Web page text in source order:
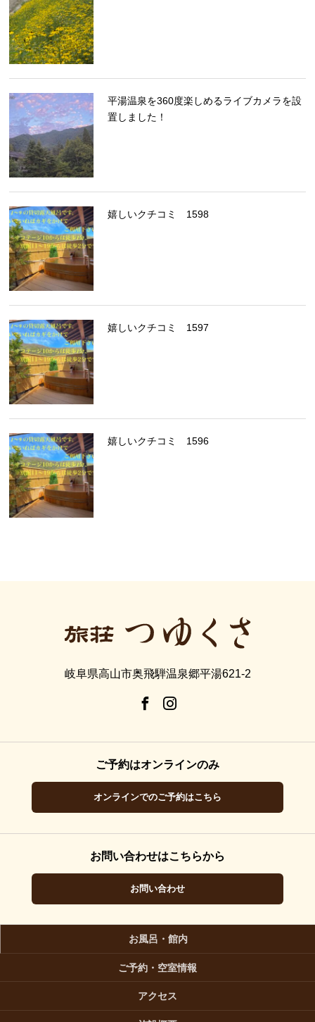
平湯温泉を360度楽しめるライブカメラを設
置しました！
嬉しいクチコミ 1598
嬉しいクチコミ 1597
嬉しいクチコミ 1596
岐阜県高山市奥飛騨温泉郷平湯621-2
ご予約はオンラインのみ
オンラインでのご予約はこちら
お問い合わせはこちらから
お問い合わせ
お風呂・館内
ご予約・空室情報
アクセス